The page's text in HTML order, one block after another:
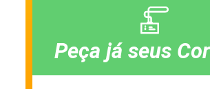
Peça já seus